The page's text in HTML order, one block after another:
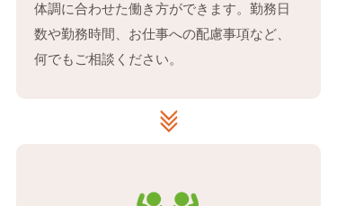
体調に合わせた働き方ができます。勤務日
数や勤務時間、お仕事への配慮事項など、
何でもご相談ください。